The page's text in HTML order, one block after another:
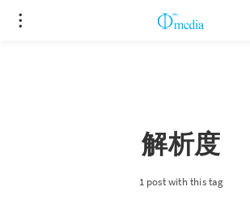
解析度
1 post with this tag